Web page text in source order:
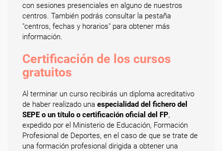
con sesiones presenciales en alguno de nuestros
centros. También podrás consultar la pestaña
"centros, fechas y horarios" para obtener más
información.
Certificación de los cursos
gratuitos
Al terminar un curso recibirás un diploma acreditativo
de haber realizado una especialidad del fichero del
SEPE o un título o certificación oficial del FP,
expedido por el Ministerio de Educación, Formación
Profesional de Deportes, en el caso de que se trate de
una formación profesional dirigida a obtener una